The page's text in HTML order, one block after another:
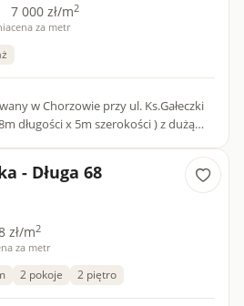
7 000 zł/m2
cena za metr
w Chorzowie przy ul. Ks.Gałeczki
długości x 5m szerokości ) z dużą
- Długa 68
zł/m2
za metr
2 pokoje 2 piętro